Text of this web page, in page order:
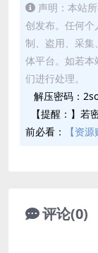
声明：本站
创发布。任何个
制、盗用、采集
体平台。如若
们进行处理。
解压密码：
【提醒：】若
前必看：
【资
评论(0)